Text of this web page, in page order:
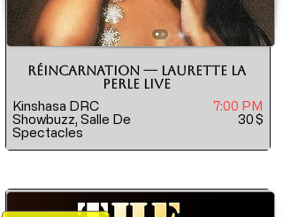
RÉINCARNATION — Laurette La
Perle Live
7:00 PM
Kinshasa DRC
Showbuzz, Salle De
Spectacles
$
30